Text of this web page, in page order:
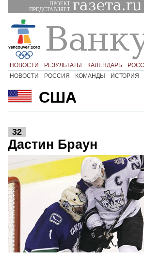
ПРОЕКТ
ПРЕДСТАВЛЯЕТ
НОВОСТИ РЕЗУЛЬТАТЫ КАЛЕНДАРЬ
НОВОСТИ
РОССИЯ КОМАНДЫ ИСТОРИЯ
США
32
Дастин Браун